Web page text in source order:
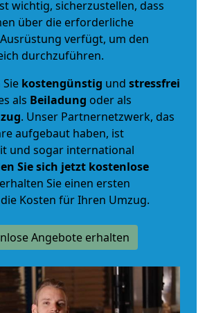
wichtig, sicherzustellen, dass
über die erforderliche
verfügt, um den
durchzuführen.
kostengünstig und stressfrei
als Beiladung oder als
. Unser Partnernetzwerk, das
aufgebaut haben, ist
und sogar international
Sie sich jetzt kostenlose
Sie einen ersten
Kosten für Ihren Umzug.
Angebote erhalten